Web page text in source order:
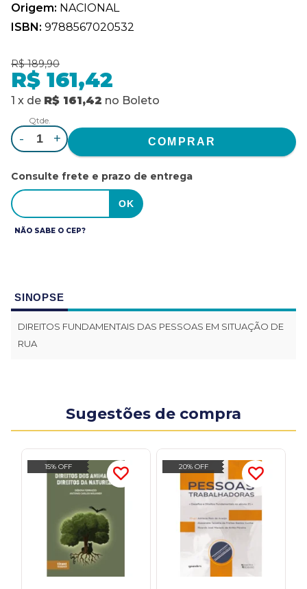
Origem: NACIONAL
ISBN: 9788567020532
R$ 189,90
R$ 161,42
1 x de R$ 161,42 no Boleto
Qtde.
- +
Consulte frete e prazo de entrega
NÃO SABE O CEP?
SINOPSE
DIREITOS FUNDAMENTAIS DAS PESSOAS EM SITUAÇÃO DE
RUA
Sugestões de compra
15% OFF 20% OFF